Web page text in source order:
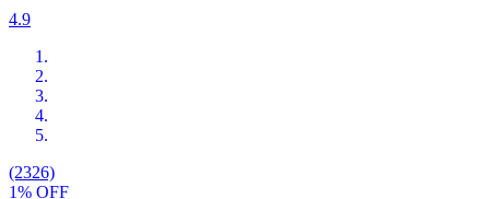
4.9
(2326)
1% OFF